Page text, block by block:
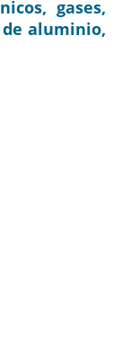
gases,
aluminio,